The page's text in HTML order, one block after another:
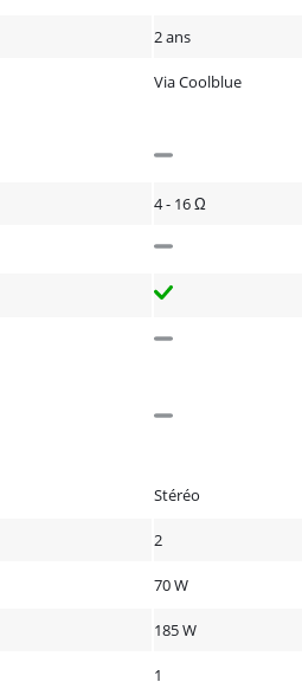
2 ans
Via Coolblue
4 - 16 Ω
Stéréo
2
70 W
185 W
1